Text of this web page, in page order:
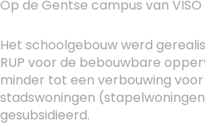
Op de Gentse campus van
Het schoolgebouw werd
RUP voor de bebouwbare
minder tot een verbouwing
stadswoningen
gesubsidieerd.